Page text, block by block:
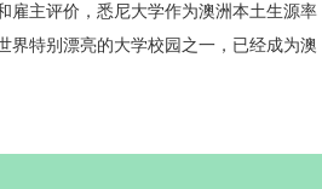
雇主评价，悉尼大学作为澳洲本土生源率
界特别漂亮的大学校园之一，已经成为澳